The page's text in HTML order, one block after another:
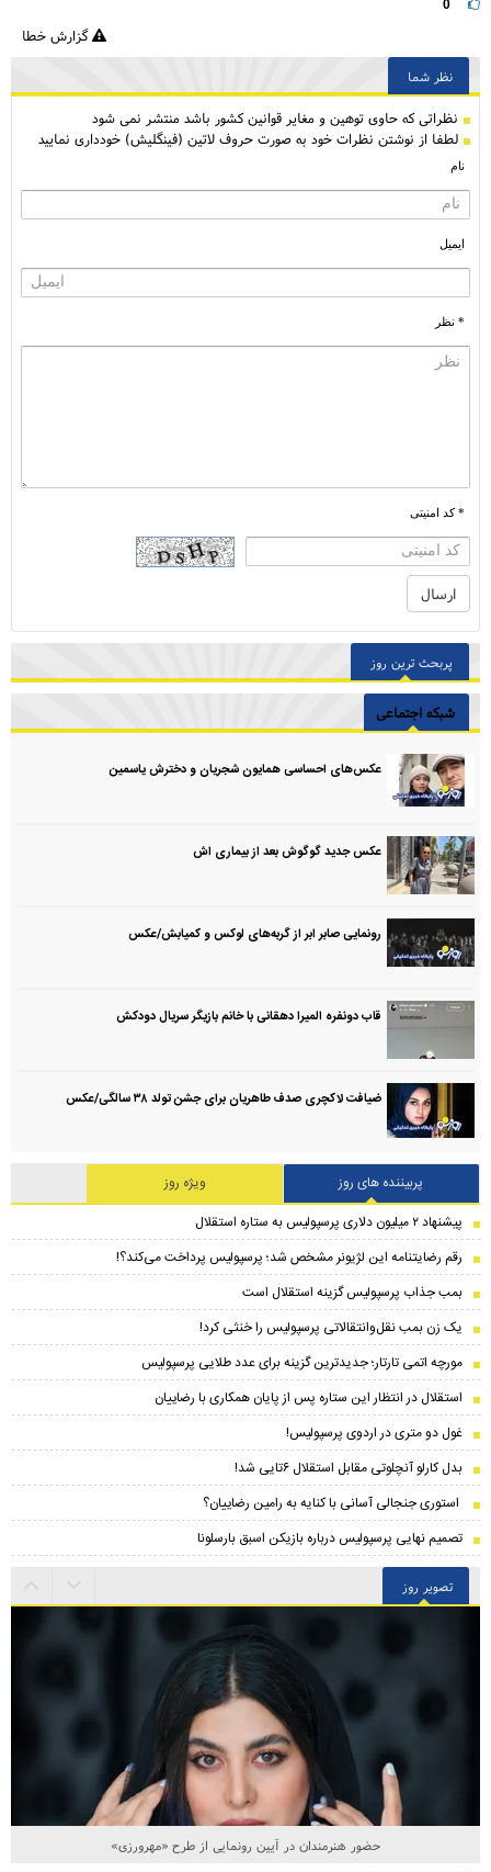
0
گزارش خطا
نظر شما
نظراتی كه حاوی توهین و مغایر قوانین کشور باشد منتشر نمی شود
لطفا از نوشتن نظرات خود به صورت حروف لاتین (فینگلیش) خودداری نمایید
نام
ایمیل
* نظر
* کد امنیتی
پربحث ترین روز
شبکه اجتماعی
عکس‌های احساسی همایون شجریان و دخترش یاسمین
عکس جدید گوگوش بعد از بیماری اش
رونمایی صابر ابر از گربه‌های لوکس و کمیابش/عکس
قاب دونفره المیرا دهقانی با خانم بازیگر سریال دودکش
ضیافت لاکچری صدف طاهریان برای جشن تولد ۳۸ سالگی‌/عکس
پربیننده های روز
ویژه روز
پیشنهاد ۲ میلیون دلاری پرسپولیس به ستاره استقلال
رقم رضایتنامه این لژیونر مشخص شد؛ پرسپولیس پرداخت می‌کند؟!
بمب جذاب پرسپولیس گزینه استقلال است
یک زن بمب نقل‌وانتقالاتی پرسپولیس را خنثی کرد!
مورچه اتمی تارتار؛ جدیدترین گزینه برای عدد طلایی پرسپولیس
استقلال در انتظار این ستاره پس از پایان همکاری با رضاییان
غول دو متری در اردوی پرسپولیس!
بدل کارلو آنچلوتی مقابل استقلال ۶تایی شد!
استوری جنجالی آسانی با کنایه به رامین رضاییان؟
تصمیم نهایی پرسپولیس درباره بازیکن اسبق بارسلونا
تصویر روز
حضور هنرمندان در آیین رونمایی از طرح «مهرورزی»